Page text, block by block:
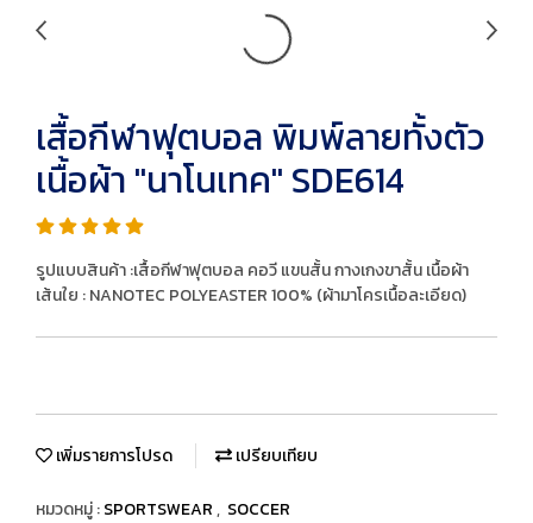
เสื้อกีฬาฟุตบอล พิมพ์ลายทั้งตัว
เนื้อผ้า "นาโนเทค" SDE614
รูปแบบสินค้า :เสื้อกีฬาฟุตบอล คอวี แขนสั้น กางเกงขาสั้น เนื้อผ้า
เส้นใย : NANOTEC POLYEASTER 100% (ผ้ามาโครเนื้อละเอียด)
เพิ่มรายการโปรด เปรียบเทียบ
หมวดหมู่ :SPORTSWEAR, SOCCER